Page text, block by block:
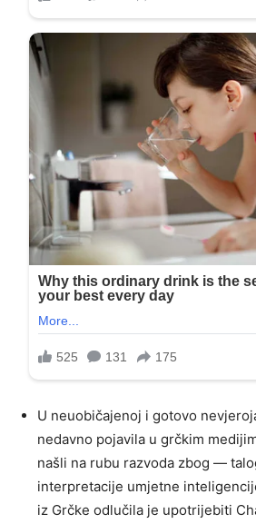
U neuobičajenoj i gotovo
nedavno pojavila u grčkim
našli na rubu razvoda zbog —
interpretacije umjetne
iz Grčke odlučila je upotrijebiti